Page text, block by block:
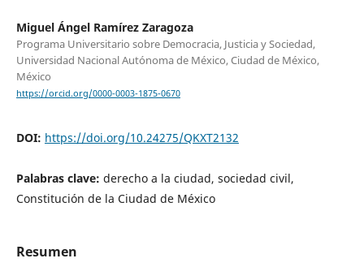
Miguel Ángel Ramírez Zaragoza
Programa Universitario sobre Democracia, Justicia y Sociedad,
Universidad Nacional Autónoma de México, Ciudad de México,
México
https://orcid.org/0000-0003-1875-0670
DOI: https://doi.org/10.24275/QKXT2132
Palabras clave: derecho a la ciudad, sociedad civil,
Constitución de la Ciudad de México
Resumen